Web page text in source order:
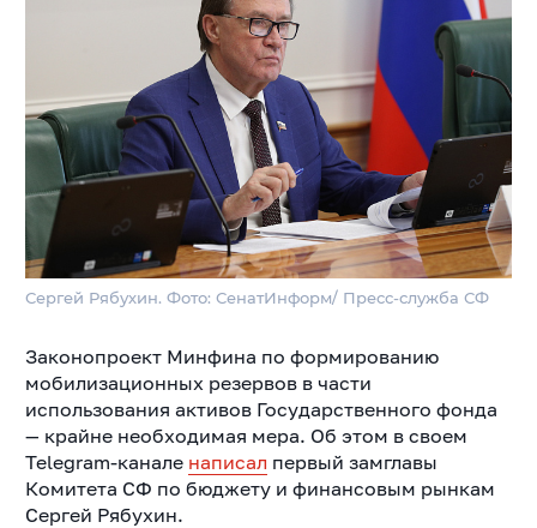
Сергей Рябухин. Фото: СенатИнформ/ Пресс-служба СФ
Законопроект Минфина по формированию
мобилизационных резервов в части
использования активов Государственного фонда
— крайне необходимая мера. Об этом в своем
Telegram-канале написал первый замглавы
Комитета СФ по бюджету и финансовым рынкам
Сергей Рябухин.